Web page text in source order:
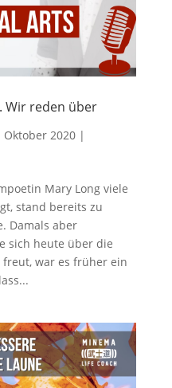
Wir reden über
Oktober 2020|
Mary Long viele
stand bereits zu
Damals aber
sich heute über die
war es früher ein